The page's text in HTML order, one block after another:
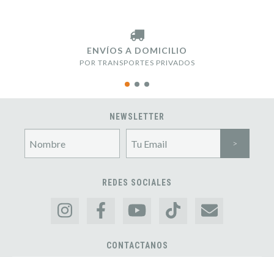
ENVÍOS A DOMICILIO
POR TRANSPORTES PRIVADOS
NEWSLETTER
REDES SOCIALES
CONTACTANOS